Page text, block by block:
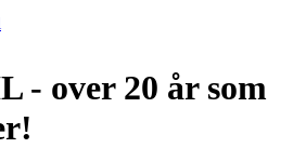
- over 20 år som